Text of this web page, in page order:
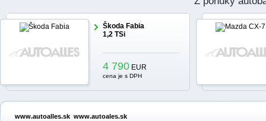
Škoda Fabia
1,2 TSi
4 790 EUR
cena je s DPH
www.autoalles.sk www.autoales.sk